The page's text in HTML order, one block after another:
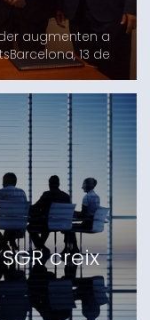
augmenten a
13 de
Societat de
han
que van
a 85 milions
al
creix